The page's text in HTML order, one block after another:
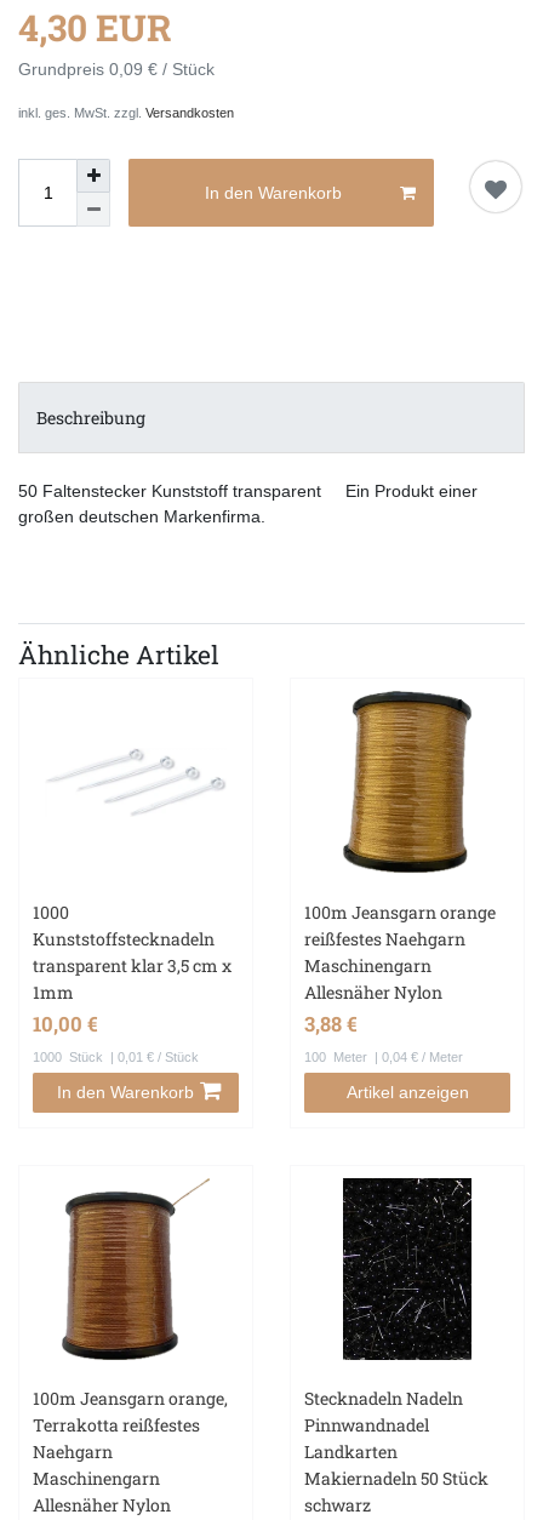
4,30 EUR
Grundpreis 0,09 € / Stück
inkl. ges. MwSt. zzgl. Versandkosten
In den Warenkorb
Beschreibung
50 Faltenstecker Kunststoff transparent Ein Produkt einer
großen deutschen Markenfirma.
Ähnliche Artikel
1000
Kunststoffstecknadeln
transparent klar 3,5 cm x
1mm
10,00 €
1000 Stück | 0,01 € / Stück
In den Warenkorb
100m Jeansgarn orange
reißfestes Naehgarn
Maschinengarn
Allesnäher Nylon
3,88 €
100 Meter | 0,04 € / Meter
Artikel anzeigen
100m Jeansgarn orange,
Terrakotta reißfestes
Naehgarn
Maschinengarn
Allesnäher Nylon
Stecknadeln Nadeln
Pinnwandnadel
Landkarten
Makiernadeln 50 Stück
schwarz